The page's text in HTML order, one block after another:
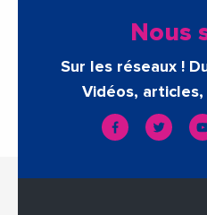
Nous
Sur les réseaux !
Vidéos,